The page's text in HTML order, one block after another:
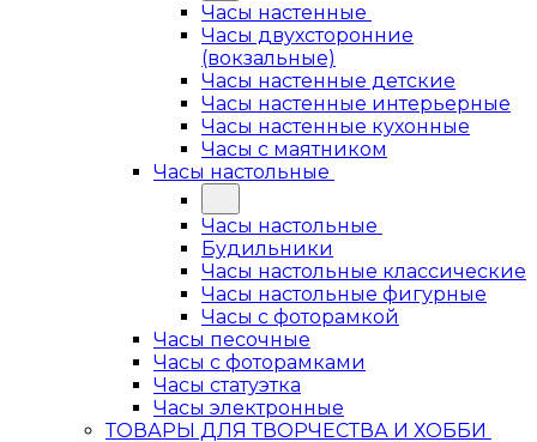
Часы настенные
Часы двухсторонние
(вокзальные)
Часы настенные детские
Часы настенные интерьерные
Часы настенные кухонные
Часы с маятником
Часы настольные
Часы настольные
Будильники
Часы настольные классические
Часы настольные фигурные
Часы с фоторамкой
Часы песочные
Часы с фоторамками
Часы статуэтка
Часы электронные
ТОВАРЫ ДЛЯ ТВОРЧЕСТВА И ХОББИ